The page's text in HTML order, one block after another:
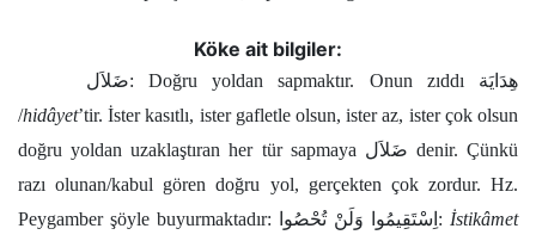
Köke ait bilgiler:
ضَلاَل: Doğru yoldan sapmaktır. Onun zıddı هِدَايَة
/hidâyet’tir. İster kasıtlı, ister gafletle olsun, ister az, ister çok olsun
doğru yoldan uzaklaştıran her tür sapmaya ضَلاَل denir. Çünkü
razı olunan/kabul gören doğru yol, gerçekten çok zordur. Hz.
Peygamber şöyle buyurmaktadır: اِسْتَقِيمُوا وَلَنْ تُحْصُوا: İstikâmet